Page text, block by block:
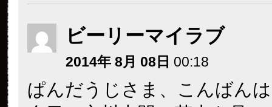
ビーリーマイラブ
2014年 8月 08日 00:18
ぱんだうじさま、こんばん